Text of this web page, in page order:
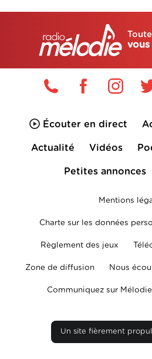
vous
Écouter en direct
Actualité Vidéos
Petites annonces
Mentions
Charte sur les données
Règlement des jeux
Zone de diffusion Nous
Communiquez sur Mélodie
Un site fièrement